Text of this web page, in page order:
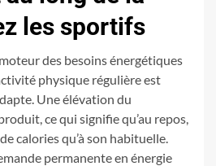
les sportifs
des besoins énergétiques
physique régulière est
Une élévation du
ce qui signifie qu’au repos,
calories qu’à son habituelle.
permanente en énergie